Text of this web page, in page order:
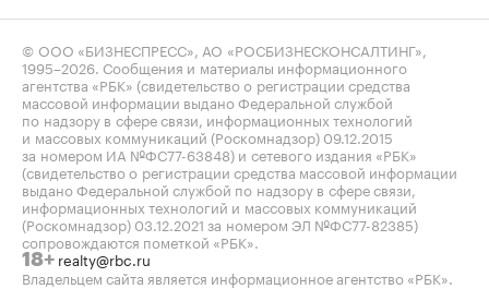
© ООО «БИЗНЕСПРЕСС», АО «РОСБИЗНЕСКОНСАЛТИНГ»,
1995–2026 . Сообщения и материалы информационного
агентства «РБК» (свидетельство о регистрации средства
массовой информации выдано Федеральной службой
по надзору в сфере связи, информационных технологий
и массовых коммуникаций (Роскомнадзор) 09.12.2015
за номером ИА №ФС77-63848) и сетевого издания «РБК»
(свидетельство о регистрации средства массовой информации
выдано Федеральной службой по надзору в сфере связи,
информационных технологий и массовых коммуникаций
(Роскомнадзор) 03.12.2021 за номером ЭЛ №ФС77-82385)
сопровождаются пометкой «РБК».
18+ realty@rbc.ru
Владельцем сайта является информационное агентство «РБК».